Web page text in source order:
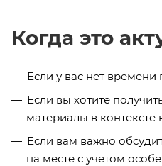
Когда это
Если у вас нет времени
Если вы хотите
материалы в контексте
Если вам важно
на месте с учетом